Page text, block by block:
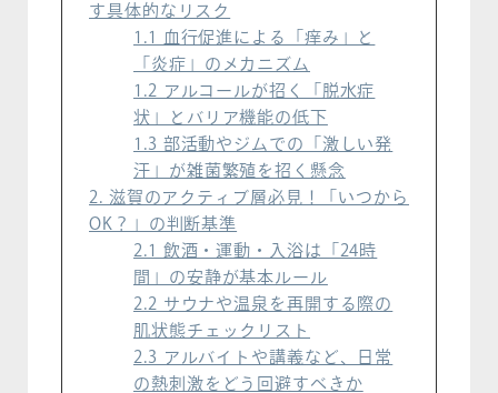
す具体的なリスク
1.1 血行促進による「痒み」と
「炎症」のメカニズム
1.2 アルコールが招く「脱水症
状」とバリア機能の低下
1.3 部活動やジムでの「激しい発
汗」が雑菌繁殖を招く懸念
2. 滋賀のアクティブ層必見！「いつから
OK？」の判断基準
2.1 飲酒・運動・入浴は「24時
間」の安静が基本ルール
2.2 サウナや温泉を再開する際の
肌状態チェックリスト
2.3 アルバイトや講義など、日常
の熱刺激をどう回避すべきか